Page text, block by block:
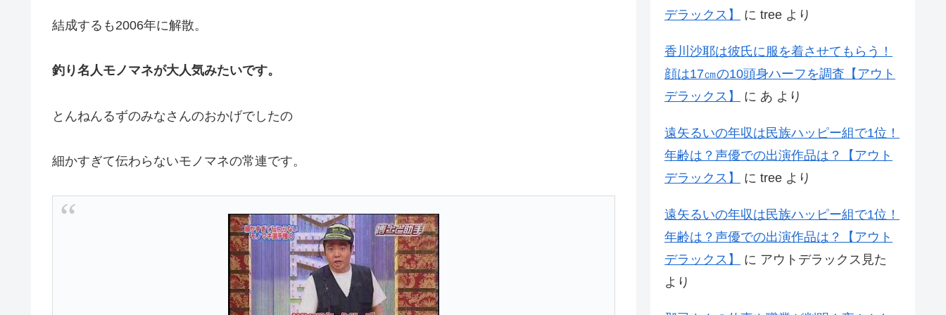
結成するも2006年に解散。
釣り名人モノマネが大人気みたいです。
とんねんるずのみなさんのおかげでしたの
細かすぎて伝わらないモノマネの常連です。
デラックス】 に tree より
香川沙耶は彼氏に服を着させてもらう！
顔は17㎝の10頭身ハーフを調査【アウト
デラックス】
に あ より
遠矢るいの年収は民族ハッピー組で1位！
年齢は？声優での出演作品は？【アウト
デラックス】
に tree より
遠矢るいの年収は民族ハッピー組で1位！
年齢は？声優での出演作品は？【アウト
デラックス】
に アウトデラックス見た
より